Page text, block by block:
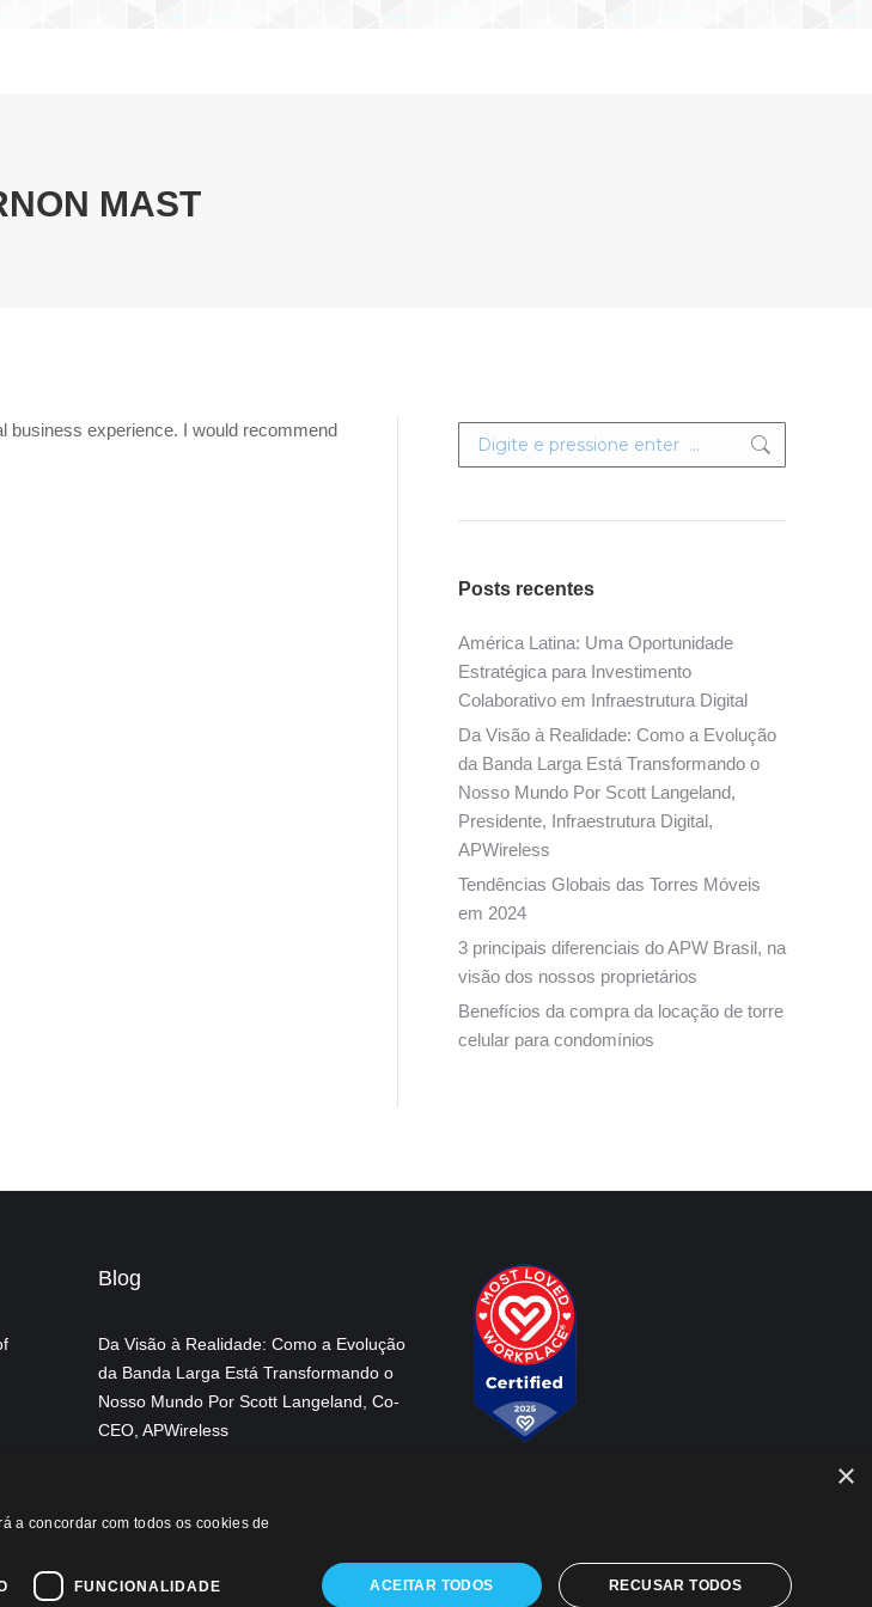
MAST
business experience. I would recommend
Search:
Posts recentes
América Latina: Uma Oportunidade
Estratégica para Investimento
Colaborativo em Infraestrutura Digital
Da Visão à Realidade: Como a Evolução
da Banda Larga Está Transformando o
Nosso Mundo Por Scott Langeland,
Presidente, Infraestrutura Digital,
APWireless
Tendências Globais das Torres Móveis
em 2024
3 principais diferenciais do APW Brasil, na
visão dos nossos proprietários
Benefícios da compra da locação de torre
celular para condomínios
Blog
Da Visão à Realidade: Como a Evolução
da Banda Larga Está Transformando o
Nosso Mundo Por Scott Langeland, Co-
CEO, APWireless
×
a concordar com todos os cookies de
FUNCIONALIDADE ACEITAR TODOS RECUSAR TODOS